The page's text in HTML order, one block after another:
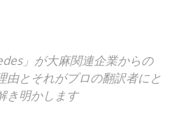
」が大麻関連企業からの
由とそれがプロの翻訳者にと
き明かします